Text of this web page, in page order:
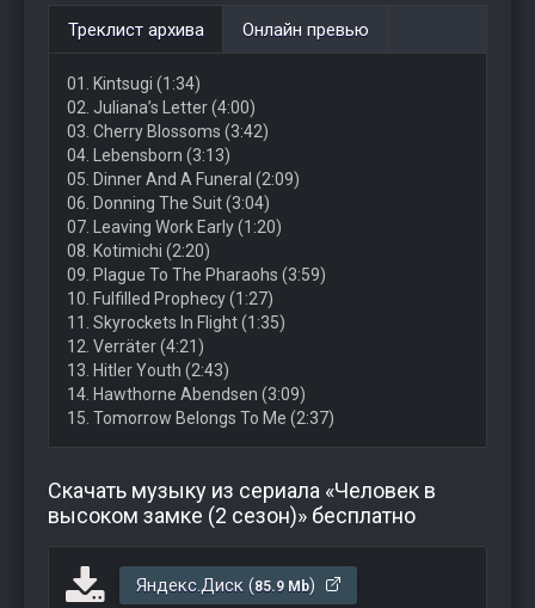
Треклист архива Онлайн превью
01. Kintsugi (1:34)
02. Juliana’s Letter (4:00)
03. Cherry Blossoms (3:42)
04. Lebensborn (3:13)
05. Dinner And A Funeral (2:09)
06. Donning The Suit (3:04)
07. Leaving Work Early (1:20)
08. Kotimichi (2:20)
09. Plague To The Pharaohs (3:59)
10. Fulfilled Prophecy (1:27)
11. Skyrockets In Flight (1:35)
12. Verräter (4:21)
13. Hitler Youth (2:43)
14. Hawthorne Abendsen (3:09)
15. Tomorrow Belongs To Me (2:37)
Скачать музыку из сериала «Человек в
высоком замке (2 сезон)» бесплатно
Яндекс.Диск (85.9 Mb)